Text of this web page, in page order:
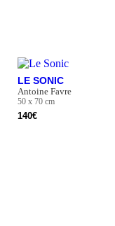
LE SONIC
Antoine Favre
50 x 70 cm
140€